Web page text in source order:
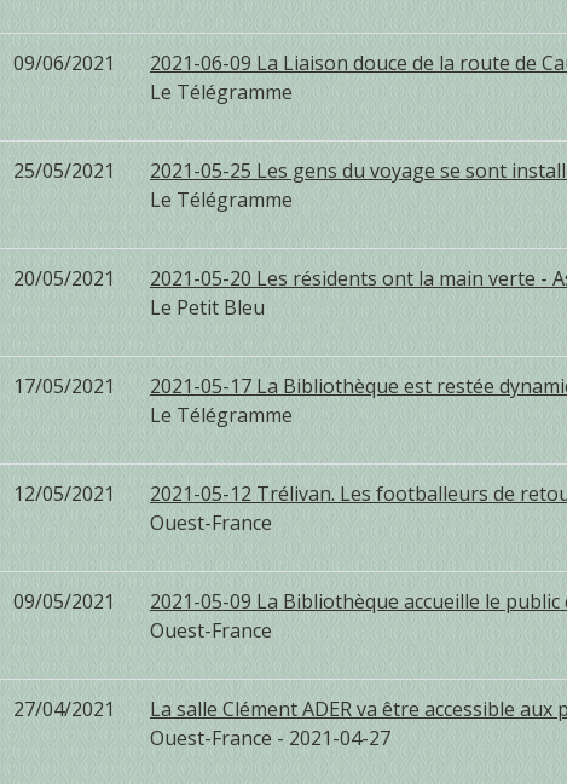
09/06/2021
2021-06-09 La Liaison douce de la route de
Le Télégramme
25/05/2021
2021-05-25 Les gens du voyage se sont
Le Télégramme
20/05/2021
2021-05-20 Les résidents ont la main verte -
Le Petit Bleu
17/05/2021
2021-05-17 La Bibliothèque est restée
Le Télégramme
12/05/2021
2021-05-12 Trélivan. Les footballeurs de
Ouest-France
09/05/2021
2021-05-09 La Bibliothèque accueille le
Ouest-France
27/04/2021
La salle Clément ADER va être accessible
Ouest-France - 2021-04-27